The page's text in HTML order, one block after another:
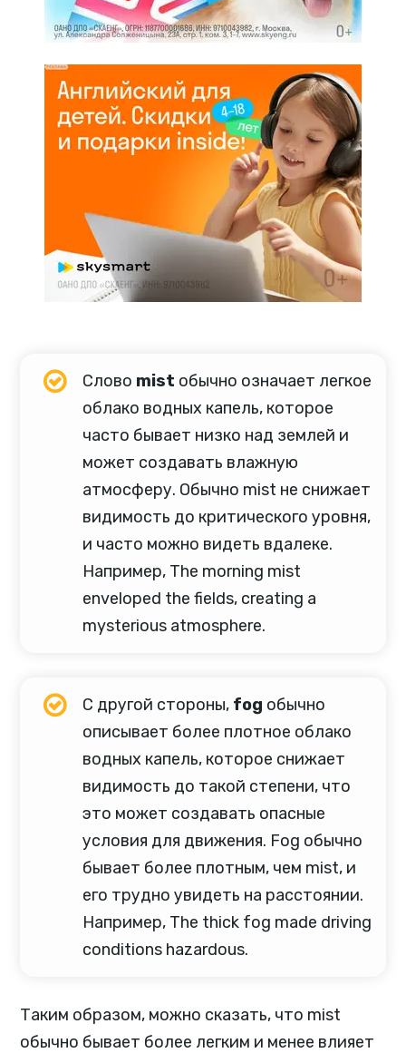
Слово mist обычно означает легкое
облако водных капель, которое
часто бывает низко над землей и
может создавать влажную
атмосферу. Обычно mist не снижает
видимость до критического уровня,
и часто можно видеть вдалеке.
Например, The morning mist
enveloped the fields, creating a
mysterious atmosphere.
С другой стороны, fog обычно
описывает более плотное облако
водных капель, которое снижает
видимость до такой степени, что
это может создавать опасные
условия для движения. Fog обычно
бывает более плотным, чем mist, и
его трудно увидеть на расстоянии.
Например, The thick fog made driving
conditions hazardous.
Таким образом, можно сказать, что mist
обычно бывает более легким и менее влияет